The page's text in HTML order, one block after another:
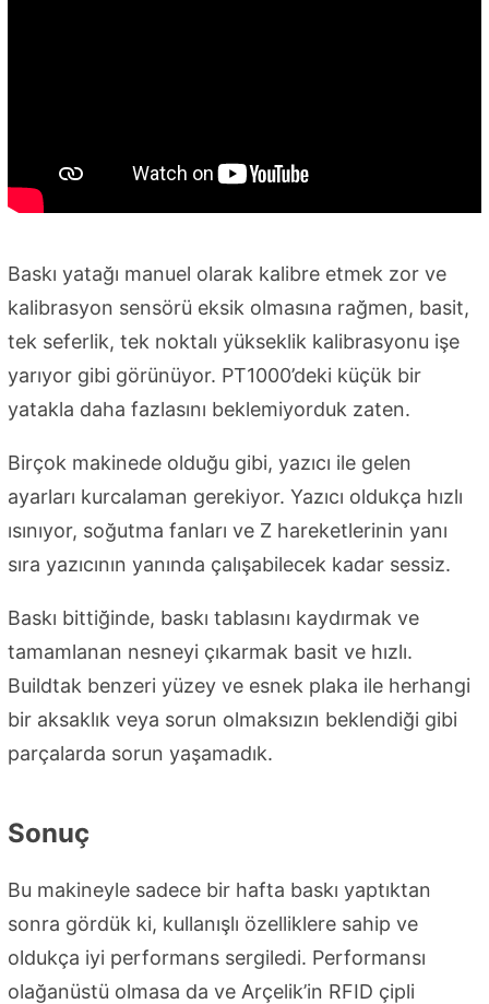
Baskı yatağı manuel olarak kalibre etmek zor ve
kalibrasyon sensörü eksik olmasına rağmen, basit,
tek seferlik, tek noktalı yükseklik kalibrasyonu işe
yarıyor gibi görünüyor. PT1000’deki küçük bir
yatakla daha fazlasını beklemiyorduk zaten.
Birçok makinede olduğu gibi, yazıcı ile gelen
ayarları kurcalaman gerekiyor. Yazıcı oldukça hızlı
ısınıyor, soğutma fanları ve Z hareketlerinin yanı
sıra yazıcının yanında çalışabilecek kadar sessiz.
Baskı bittiğinde, baskı tablasını kaydırmak ve
tamamlanan nesneyi çıkarmak basit ve hızlı.
Buildtak benzeri yüzey ve esnek plaka ile herhangi
bir aksaklık veya sorun olmaksızın beklendiği gibi
parçalarda sorun yaşamadık.
Sonuç
Bu makineyle sadece bir hafta baskı yaptıktan
sonra gördük ki, kullanışlı özelliklere sahip ve
oldukça iyi performans sergiledi. Performansı
olağanüstü olmasa da ve Arçelik’in RFID çipli